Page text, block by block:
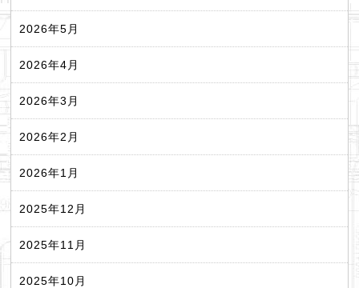
2026年5月
2026年4月
2026年3月
2026年2月
2026年1月
2025年12月
2025年11月
2025年10月